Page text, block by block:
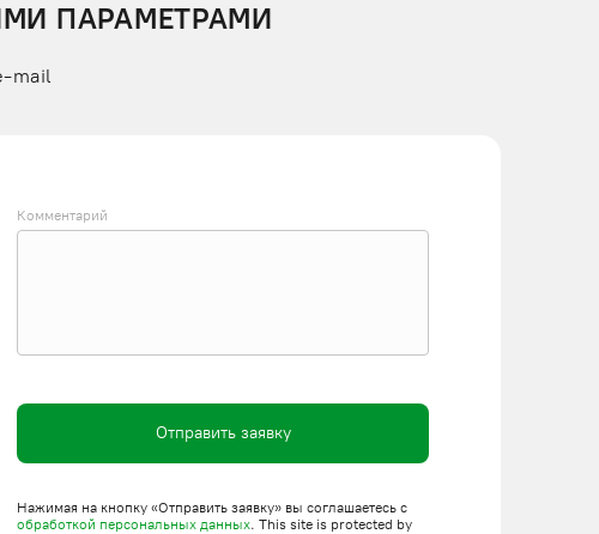
ПАРАМЕТРАМИ
mail
Комментарий
Отправить заявку
Нажимая на кнопку «Отправить заявку» вы соглашаетесь с
обработкой персональных данных. This site is protected by